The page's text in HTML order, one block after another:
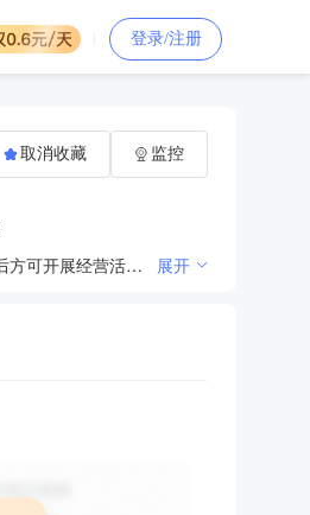
登录/注册
许可项目：建设工程施工，建筑劳务分包，施工专业作业，住宅室内装饰装修，建设工程设计（依法须经批准的项目，经相关部门批准后方可开展经营活动，具体经营项目以审批结果为准） 一般项目：工程技术服务（规划管理、勘察、设计、监理除外），信息技术咨询服务，发电技术服务，技术服务、技术开发、技术咨询、技术交流、技术转让、技术推广，园林绿化工程施工，机械设备租赁，土石方工程施工，市政设施管理，体育场地设施工程施工，金属门窗工程施工，电力设施器材销售，技术进出口，货物进出口，机械设备销售，金属材料销售，汽轮机及辅机销售，仪器仪表销售，风电场相关系统研发，电力电子元器件销售，国内贸易代理（除依法须经批准的项目外，凭营业执照依法自主开展经营活动） 展开
取消收藏 监控